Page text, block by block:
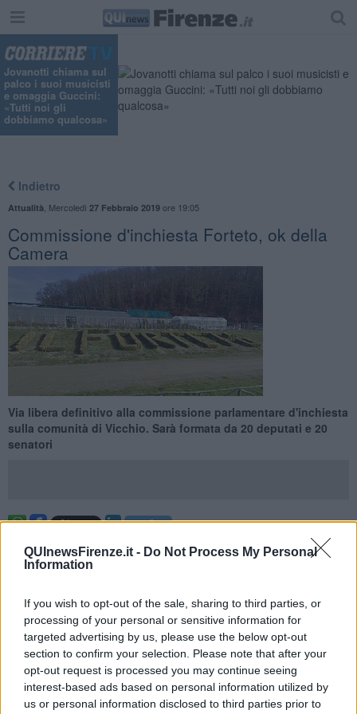
QUInewsFirenze.it - Do Not Process My Personal
Information
If you wish to opt-out of the sale, sharing to third parties, or
processing of your personal or sensitive information for
targeted advertising by us, please use the below opt-out
section to confirm your selection. Please note that after your
opt-out request is processed you may continue seeing
interest-based ads based on personal information utilized by
us or personal information disclosed to third parties prior to
Jovanotti chiama sul
palco i suoi musicisti
e omaggia Guccini:
«Tutti noi gli
dobbiamo qualcosa»
Indietro
Attualità Mercoledì 27 Febbraio 2019ore 19:05
Commissione d'inchiesta Forteto, ok della
Camera
Via libera definitivo alla commissione parlamentare d'inchiesta
sulla comunità di Vicchio. Sarà formata da 20 deputati e 20
senatori
ROMA — Dopo il Senato anche laCamera
dei deputati ha dato il
via libera all'istituzione di una commissione parlamentare
condanna a 15 anni e 10 mesi del fondatore Rodolfo Fiesoli. Oltre
a Fiesoli sono stati condannati numerosi suoi collaboratori con
pene inferiori.
A favore si sono espressi
448 deputati
, nessun contrario mentre
sono stati quattro gli astenuti, tre dei quali di Leu.